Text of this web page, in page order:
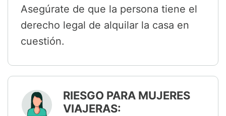
Asegúrate de que la persona tiene el
derecho legal de alquilar la casa en
cuestión.
RIESGO PARA MUJERES
VIAJERAS: